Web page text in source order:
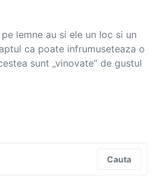
lemne au si ele un loc si un
ca poate infrumuseteaza o
sunt „vinovate” de gustul
Cauta